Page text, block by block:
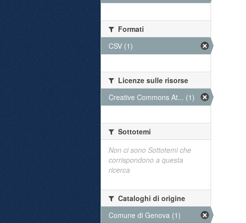
Formati
CSV (1)
Licenze sulle risorse
Creative Commons At... (1)
Sottotemi
Non ci sono Sottotemi che
corrispondono a questa
ricerca
Cataloghi di origine
Comune di Genova (1)